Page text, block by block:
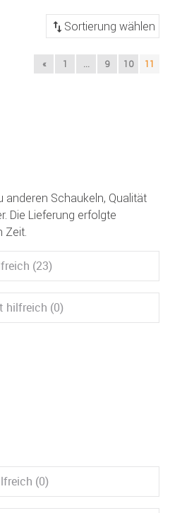
« 1 ... 9 10 11
anderen Schaukeln, Qualität
Die Lieferung erfolgte
Zeit.
(23)
hilfreich (0)
(0)